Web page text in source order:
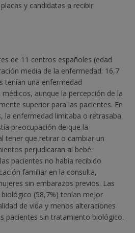
y candidatas a recibir
de 11 centros españoles (edad
media de la enfermedad: 16,7
tenían una enfermedad
aunque la percepción de la
superior para las pacientes. En
la enfermedad limitaba o retrasaba
preocupación de que la
tener que retirar o cambiar un
perjudicaran al bebé.
pacientes no había recibido
familiar en la consulta,
sin embarazos previos. Las
(58,7%) tenían mejor
de vida y menos alteraciones
pacientes sin tratamiento biológico.